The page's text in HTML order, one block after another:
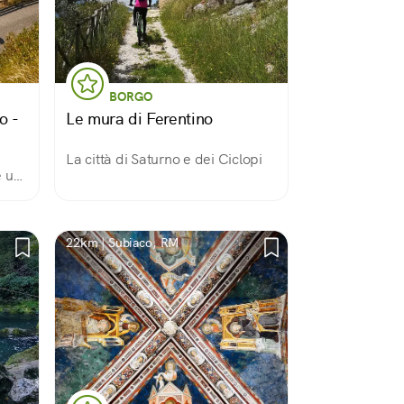
-
un
BORGO
Le mura di Ferentino
La città di Saturno e dei Ciclopi
22km | Subiaco, RM